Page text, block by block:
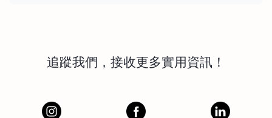
追蹤我們，接收更多實用資訊！